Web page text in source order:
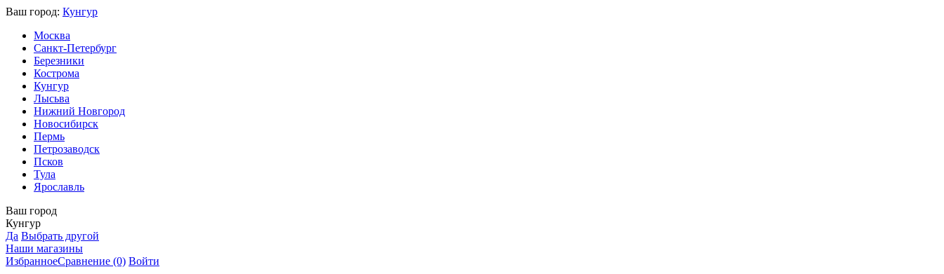
Ваш город: Кунгур
Москва
Санкт-Петербург
Березники
Кострома
Кунгур
Лысьва
Нижний Новгород
Новосибирск
Пермь
Петрозаводск
Псков
Тула
Ярославль
Ваш город
Кунгур
Да Выбрать другой
Наши магазины
ИзбранноеСравнение (0) Войти